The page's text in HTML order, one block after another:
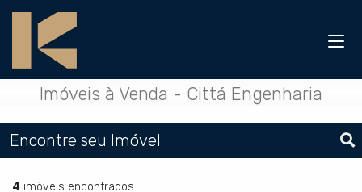
Imóveis à Venda - Cittá Engenharia
Encontre seu Imóvel
4 imóveis encontrados